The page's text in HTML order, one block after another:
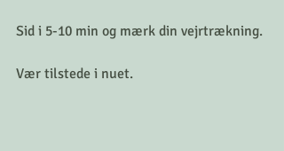
Sid i 5-10 min og mærk din vejrtrækning.
Vær tilstede i nuet.